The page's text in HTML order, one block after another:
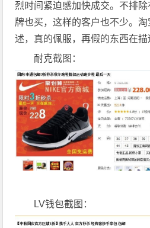
烈时间紧迫感加快成交。不排
牌也买，这样的客户也不少。
述，真的佩服，再假的东西在
耐克截图：
LV钱包截图：